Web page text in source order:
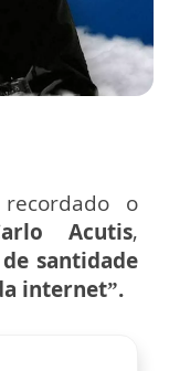
o
Acutis,
santidade
internet”.